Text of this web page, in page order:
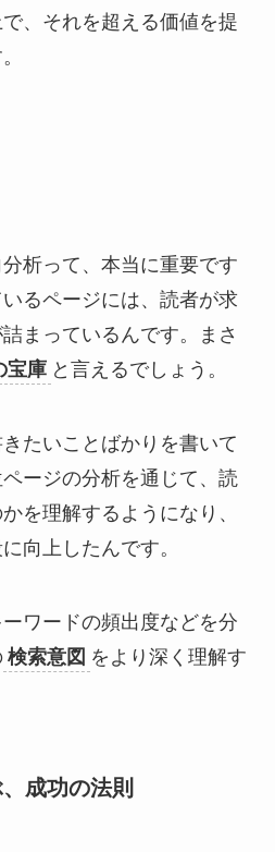
、それを超える価値を提
析って、本当に重要です
るページには、読者が求
まっているんです。まさ
宝庫 と言えるでしょう。
たいことばかりを書いて
ージの分析を通じて、読
を理解するようになり、
向上したんです。
ワードの頻出度などを分
検索意図 をより深く理解す
成功の法則